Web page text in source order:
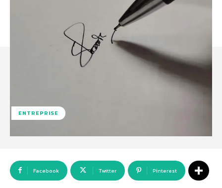
ENTREPRISE
Facebook Twitter Pinterest